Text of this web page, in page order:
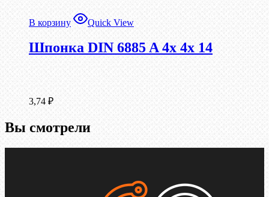
В корзину Quick View
Шпонка DIN 6885 A 4x 4x 14
3,74 ₽
Вы смотрели